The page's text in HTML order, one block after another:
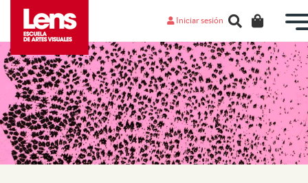
Iniciar sesión